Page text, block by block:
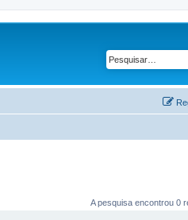
A pesquisa encontrou 0